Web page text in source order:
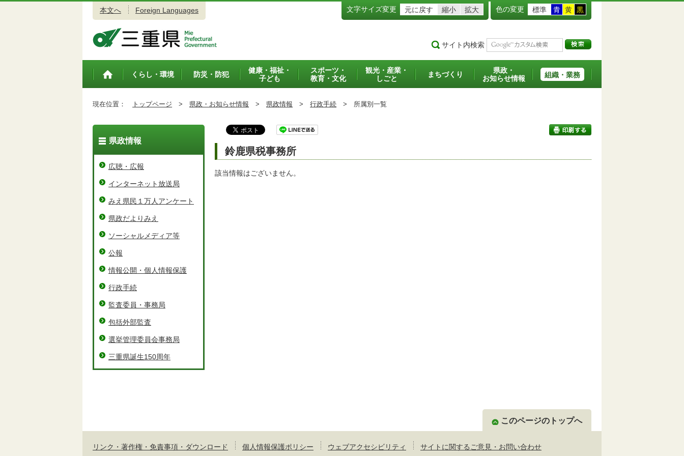
本文へ Foreign Languages 文字サイズ変更 元に戻す 縮小 拡大 色の変更 標準 青 黄 黒
サイト内検索
トップペ
くらし・環境 防災・防犯
健康・福祉・
子ども
スポーツ・
教育・文化
観光・産業・
しごと
まちづくり
県政・
お知らせ情報
組織・業務
現在位置： トップページ > 県政・お知らせ情報 > 県政情報 > 行政手続 > 所属別一覧
鈴鹿県税事務所
該当情報はございません。
県政情報
広聴・広報
インターネット放送局
みえ県民１万人アンケート
県政だよりみえ
ソーシャルメディア等
公報
情報公開・個人情報保護
行政手続
監査委員・事務局
包括外部監査
選挙管理委員会事務局
三重県誕生150周年
このページのトップへ
リンク・著作権・免責事項・ダウンロード 個人情報保護ポリシー ウェブアクセシビリティ サイトに関するご意見・お問い合わせ